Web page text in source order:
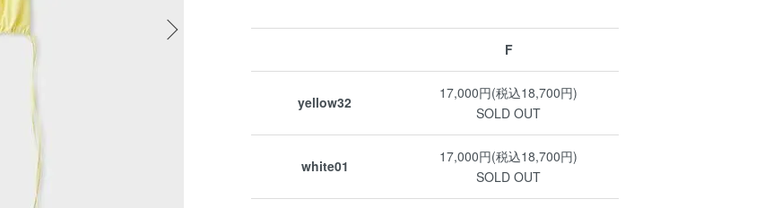
F
yellow32
17,000円(税込18,700円)
SOLD OUT
white01
17,000円(税込18,700円)
SOLD OUT